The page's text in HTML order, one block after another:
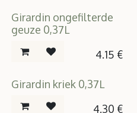
Girardin ongefilterde
geuze 0,37L
4.15 €
Girardin kriek 0,37L
4.30 €